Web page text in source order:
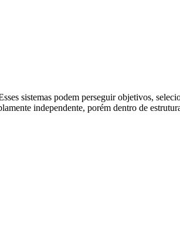
sistemas podem perseguir objetivos,
independente, porém dentro de